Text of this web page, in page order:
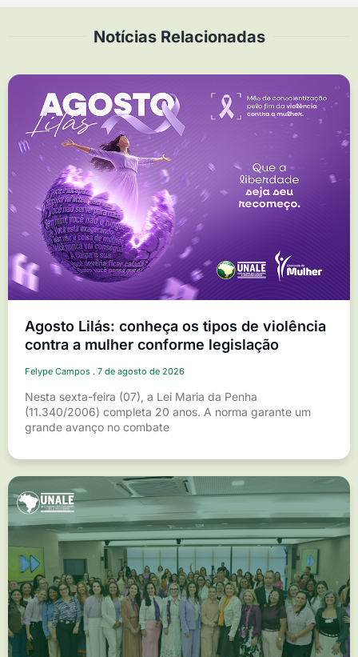
Notícias Relacionadas
Agosto Lilás: conheça os tipos de violência
contra a mulher conforme legislação
Felype Campos 7 de agosto de 2026
Nesta sexta-feira (07), a Lei Maria da Penha
(11.340/2006) completa 20 anos. A norma garante um
grande avanço no combate